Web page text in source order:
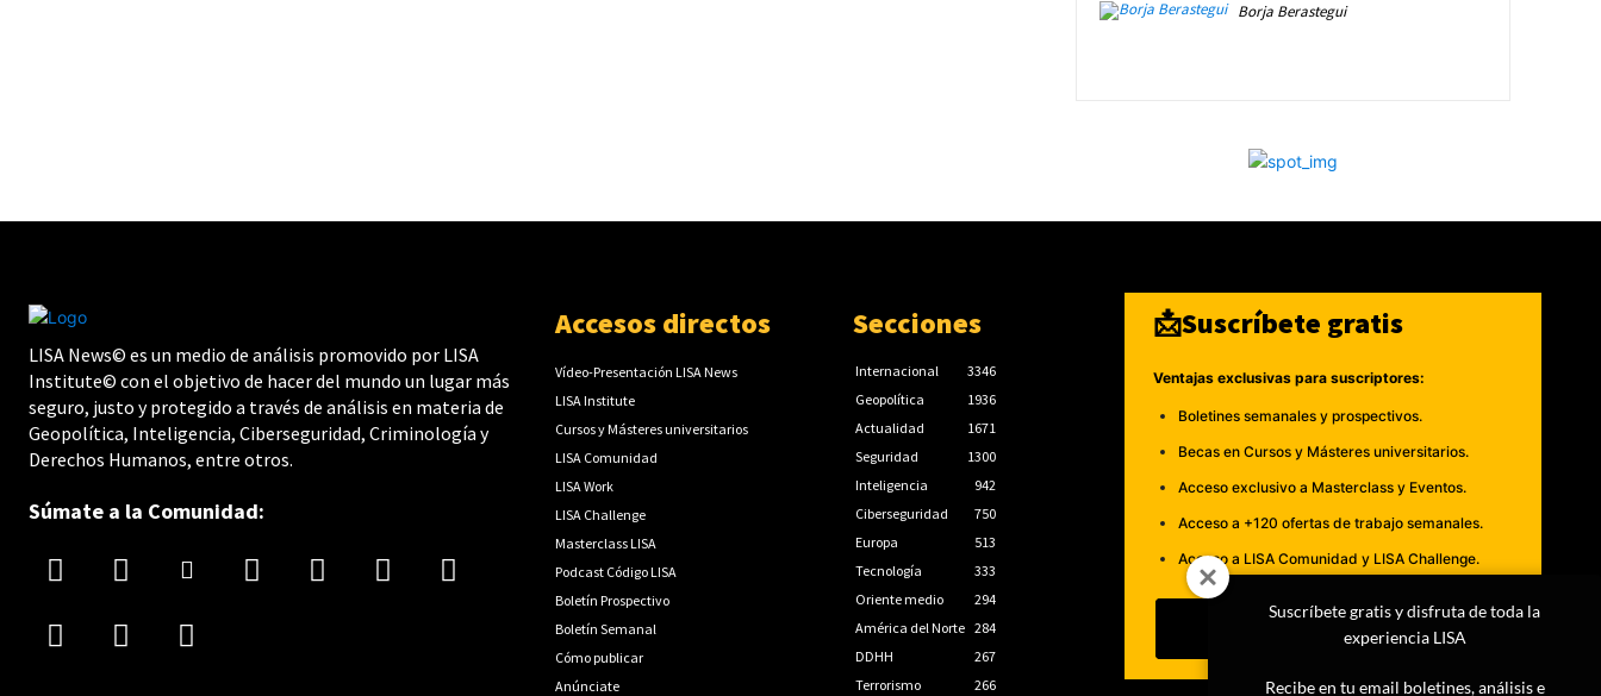
Borja Berastegui
LISA News© es un medio de análisis promovido por LISA
Institute© con el objetivo de hacer del mundo un lugar más
seguro, justo y protegido a través de análisis en materia de
Geopolítica, Inteligencia, Ciberseguridad, Criminología y
Derechos Humanos, entre otros.
Súmate a la Comunidad:
Accesos directos
Vídeo-Presentación LISA News
LISA Institute
Cursos y Másteres universitarios
LISA Comunidad
LISA Work
LISA Challenge
Masterclass LISA
Podcast Código LISA
Boletín Prospectivo
Boletín Semanal
Cómo publicar
Anúnciate
Secciones
Internacional
3346
Geopolítica
1936
Actualidad
1671
Seguridad
1300
Inteligencia
942
Ciberseguridad
750
Europa
513
Tecnología
333
Oriente medio
294
América del Norte 284
DDHH
267
Terrorismo
266
📩Suscríbete gratis
Ventajas exclusivas para suscriptores:
Boletines semanales y prospectivos.
Becas en Cursos y Másteres universitarios.
Acceso exclusivo a Masterclass y Eventos.
Acceso a +120 ofertas de trabajo semanales.
Acceso a LISA Comunidad y LISA Challenge.
Suscribirme
Suscríbete gratis y disfruta de toda la
experiencia LISA
Recibe en tu email boletines, análisis e